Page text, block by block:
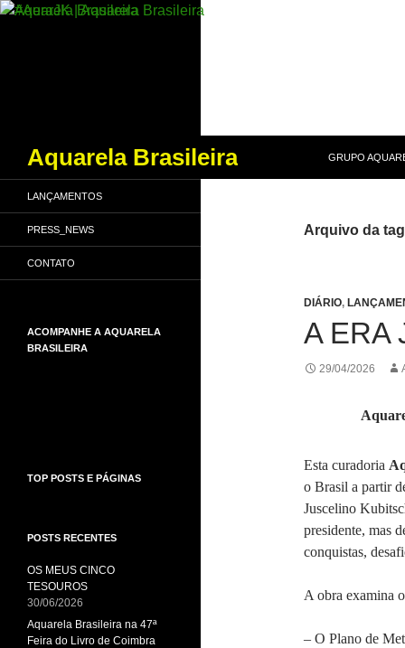
Aquarela Brasileira
GRUPO
Arquivo da
DIÁRIO,
A ERA
29/04/2026
A
Esta curadoria
o Brasil a partir
Juscelino
presidente, mas
conquistas,
A obra examina
– O Plano de
LANÇAMENTOS
PRESS_NEWS
CONTATO
ACOMPANHE A AQUARELA
BRASILEIRA
TOP POSTS E PÁGINAS
POSTS RECENTES
OS MEUS CINCO
TESOUROS
30/06/2026
Aquarela Brasileira na 47ª
Feira do Livro de Coimbra